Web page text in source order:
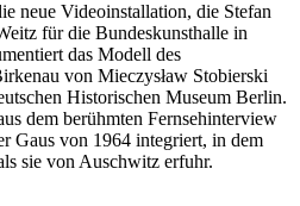
neue Videoinstallation, die Stefan
für die Bundeskunsthalle in
das Modell des
von Mieczysław Stobierski
Historischen Museum Berlin.
dem berühmten Fernsehinterview
Gaus von 1964 integriert, in dem
sie von Auschwitz erfuhr.